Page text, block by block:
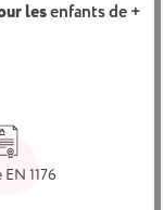
lesenfants de +
1176